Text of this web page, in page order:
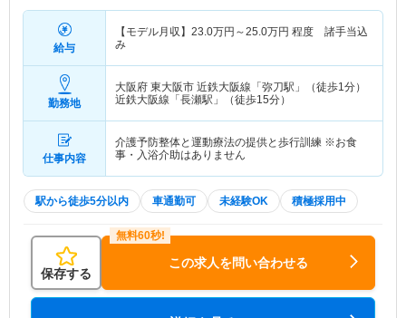
給与
【モデル月収】 23.0万円～25.0万円 程度 諸手当込
み
勤務地
大阪府 東大阪市 近鉄大阪線「弥刀駅」（徒歩1分）
近鉄大阪線「長瀬駅」（徒歩15分）
仕事内容
介護予防整体と運動療法の提供と歩行訓練 ※お食
事・入浴介助はありません
駅から徒歩5分以内 車通勤可 未経験OK 積極採用中
保存する
この求人を問い合わせる